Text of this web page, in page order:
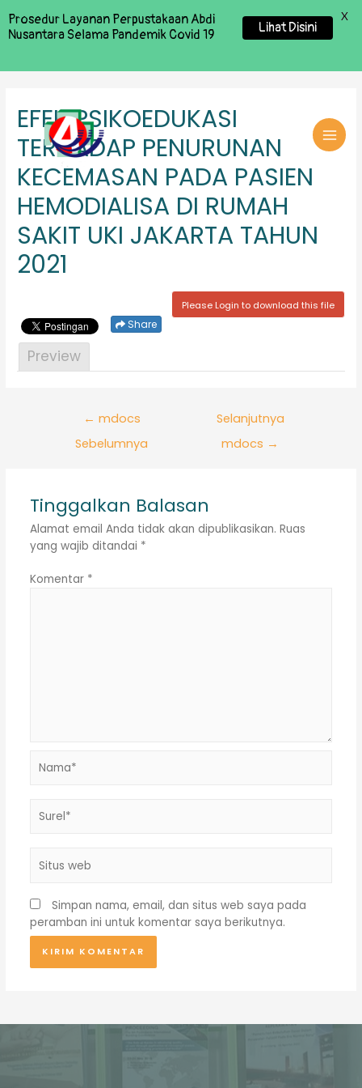
EFEK PSIKOEDUKASI
TERHADAP PENURUNAN
KECEMASAN PADA PASIEN
HEMODIALISA DI RUMAH
SAKIT UKI JAKARTA TAHUN
2021
Please Login to download this file
Share
Preview
← mdocs
Sebelumnya
Selanjutnya
mdocs →
Tinggalkan Balasan
Alamat email Anda tidak akan dipublikasikan. Ruas
yang wajib ditandai *
Komentar *
web
Simpan nama, email, dan situs web saya pada
peramban ini untuk komentar saya berikutnya.
Prosedur Layanan Perpustakaan Abdi
Nusantara Selama Pandemik Covid 19
Lihat Disini
X